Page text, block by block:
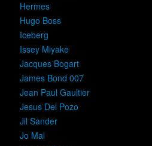
Hermes
Hugo Boss
Iceberg
Issey Miyake
Jacques Bogart
James Bond 007
Jean Paul Gaultier
Jesus Del Pozo
Jil Sander
Jo Mal